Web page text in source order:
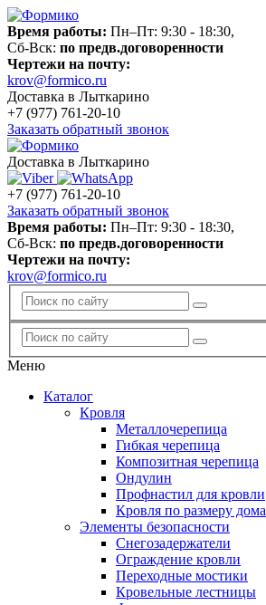
Время работы: Пн–Пт: 9:30 - 18:30,
Сб-Вск: по предв.договоренности
Чертежи на почту:
krov@formico.ru
Доставка в Лыткарино
+7 (977) 761-20-10
Заказать обратный звонок
Доставка в Лыткарино
+7 (977) 761-20-10
Заказать обратный звонок
Время работы: Пн–Пт: 9:30 - 18:30,
Сб-Вск: по предв.договоренности
Чертежи на почту:
krov@formico.ru
Меню
Каталог
Кровля
Металлочерепица
Гибкая черепица
Композитная черепица
Ондулин
Профнастил для кровли
Кровля по размеру дома
Элементы безопасности
Снегозадержатели
Ограждение кровли
Переходные мостики
Кровельные лестницы